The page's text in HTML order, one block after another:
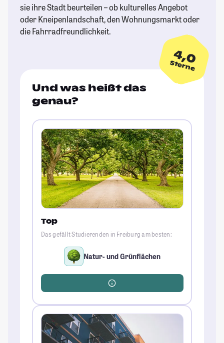
sie ihre Stadt beurteilen – ob kulturelles Angebot
oder Kneipenlandschaft, den Wohnungsmarkt oder
die Fahrradfreundlichkeit.
4,0
Sterne
Und was heißt das
genau?
Top
Das gefällt Studierenden in Freiburg am besten:
Natur- und Grünflächen